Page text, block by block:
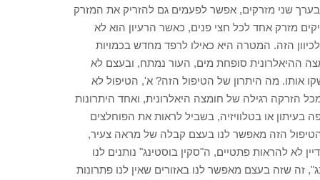
שני מזרקים, אפשר לפעמים גם להזריק את המזרק
מזרק אחד לכל חצי פנים, כאשר הרעיון הוא לא
הזה. המטרה היא כאילו לרפד מחדש בכמויות
ההיאלרונית סופחת מים, העור נמתח, ובעצם לא
מה היתרון של הטיפול הזה? א', הטיפול לא
הזרקה רגילה של חומצה היאלרונית, ואחד היתרונות
או בטלוויזיה, בשביל לראות את הפוחלצים
הזה מאפשר לנו בעצם קבלה של מראה צעיר,
לא להראות פתטיים, ה"סקין בוסטינג" נותנים לנו
זה שזה בעצם מאפשר לנו באזורים שאין לנו פתרונות